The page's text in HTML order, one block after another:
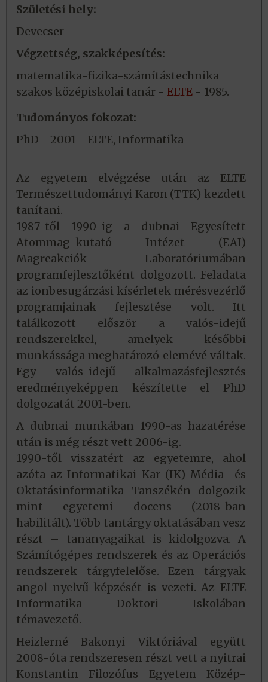
Születési hely:
Devecser
Végzettség, szakképesítés:
matematika-fizika-számítástechnika
szakos középiskolai tanár - ELTE - 1985.
Tudományos fokozat:
PhD - 2001 - ELTE, Informatika
Az egyetem elvégzése után az ELTE
Természettudományi Karon (TTK) kezdett
tanítani.
1987-től 1990-ig a dubnai Egyesített
Atommag-kutató Intézet (EAI)
Magreakciók Laboratóriumában
programfejlesztőként dolgozott. Feladata
az ionbesugárzási kísérletek mérésvezérlő
programjainak fejlesztése volt. Itt
találkozott először a valós-idejű
rendszerekkel, amelyek későbbi
munkássága meghatározó elemévé váltak.
Egy valós-idejű alkalmazásfejlesztés
eredményeképpen készítette el PhD
dolgozatát 2001-ben.
A dubnai munkában 1990-as hazatérése
után is még részt vett 2006-ig.
1990-től visszatért az egyetemre, ahol
azóta az Informatikai Kar (IK) Média- és
Oktatásinformatika Tanszékén dolgozik
mint egyetemi docens (2018-ban
habilitált). Több tantárgy oktatásában vesz
részt – tananyagaikat is kidolgozva. A
Számítógépes rendszerek és az Operációs
rendszerek tárgyfelelőse. Ezen tárgyak
angol nyelvű képzését is vezeti. Az ELTE
Informatika Doktori Iskolában
témavezető.
Heizlerné Bakonyi Viktóriával együtt
2008-óta rendszeresen részt vett a nyitrai
Konstantin Filozófus Egyetem Közép-